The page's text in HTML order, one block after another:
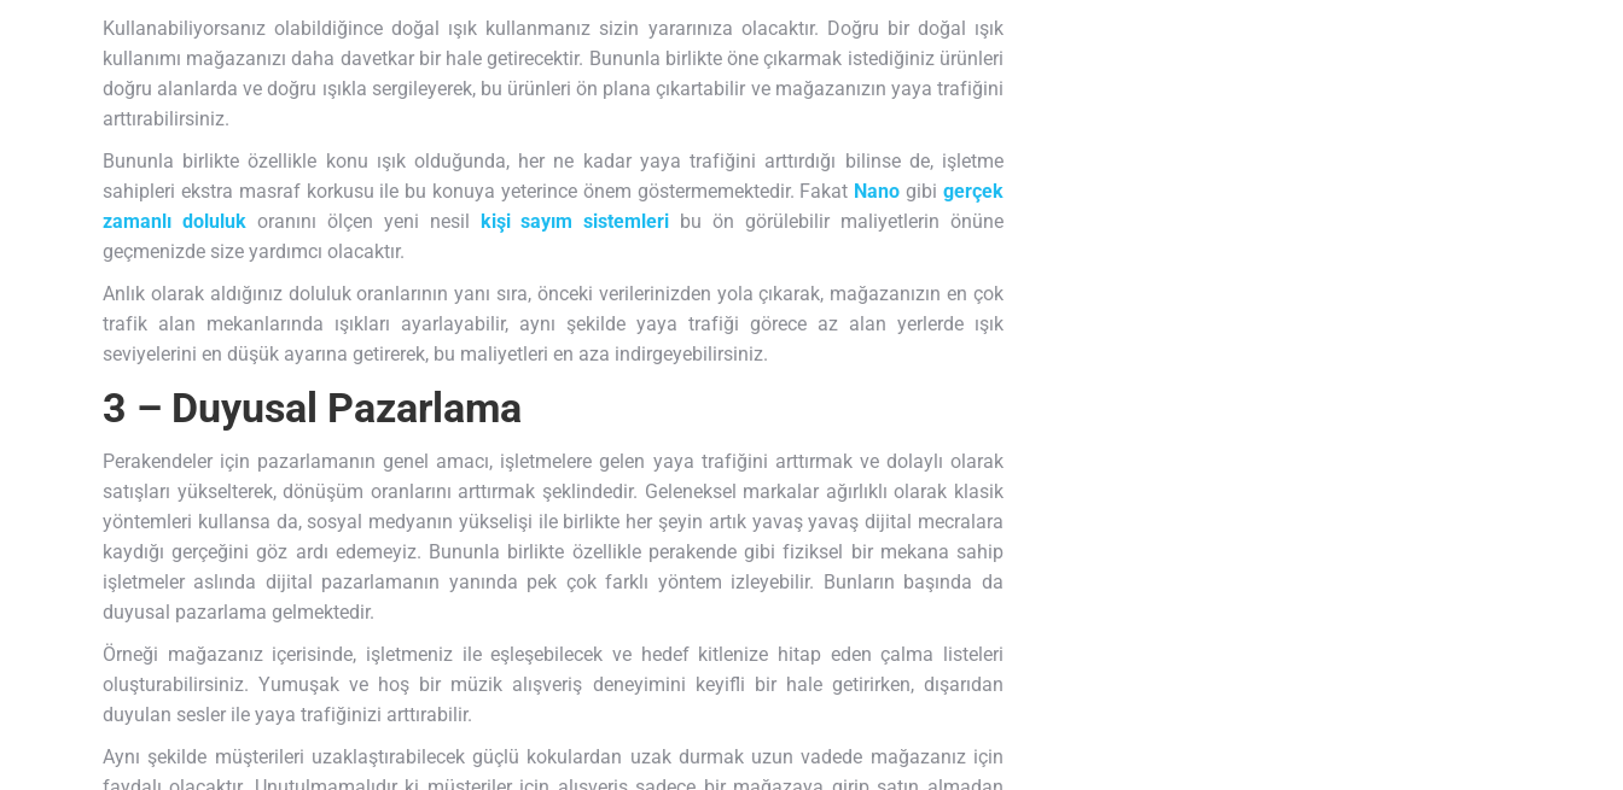
Kullanabiliyorsanız olabildiğince doğal ışık kullanmanız sizin yararınıza olacaktır. Doğru bir doğal ışık
kullanımı mağazanızı daha davetkar bir hale getirecektir. Bununla birlikte öne çıkarmak istediğiniz ürünleri
doğru alanlarda ve doğru ışıkla sergileyerek, bu ürünleri ön plana çıkartabilir ve mağazanızın yaya trafiğini
arttırabilirsiniz.
Bununla birlikte özellikle konu ışık olduğunda, her ne kadar yaya trafiğini arttırdığı bilinse de, işletme
sahipleri ekstra masraf korkusu ile bu konuya yeterince önem göstermemektedir. Fakat Nanogibigerçek
zamanlı dolulukoranını ölçen yeni nesil kişi sayım sistemleri bu ön görülebilir maliyetlerin önüne
geçmenizde size yardımcı olacaktır.
Anlık olarak aldığınız doluluk oranlarının yanı sıra, önceki verilerinizden yola çıkarak, mağazanızın en çok
trafik alan mekanlarında ışıkları ayarlayabilir, aynı şekilde yaya trafiği görece az alan yerlerde ışık
seviyelerini en düşük ayarına getirerek, bu maliyetleri en aza indirgeyebilirsiniz.
3 – Duyusal Pazarlama
Perakendeler için pazarlamanın genel amacı, işletmelere gelen yaya trafiğini arttırmak ve dolaylı olarak
satışları yükselterek, dönüşüm oranlarını arttırmak şeklindedir. Geleneksel markalar ağırlıklı olarak klasik
yöntemleri kullansa da, sosyal medyanın yükselişi ile birlikte her şeyin artık yavaş yavaş dijital mecralara
kaydığı gerçeğini göz ardı edemeyiz. Bununla birlikte özellikle perakende gibi fiziksel bir mekana sahip
işletmeler aslında dijital pazarlamanın yanında pek çok farklı yöntem izleyebilir. Bunların başında da
duyusal pazarlama gelmektedir.
Örneği mağazanız içerisinde, işletmeniz ile eşleşebilecek ve hedef kitlenize hitap eden çalma listeleri
oluşturabilirsiniz. Yumuşak ve hoş bir müzik alışveriş deneyimini keyifli bir hale getirirken, dışarıdan
duyulan sesler ile yaya trafiğinizi arttırabilir.
Aynı şekilde müşterileri uzaklaştırabilecek güçlü kokulardan uzak durmak uzun vadede mağazanız için